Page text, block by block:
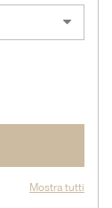
Mostra tutti